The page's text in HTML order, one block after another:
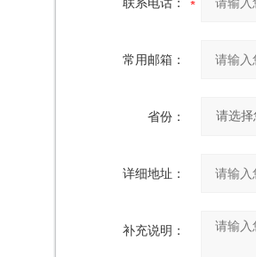
常用邮箱：
省份：
详细地址：
补充说明：